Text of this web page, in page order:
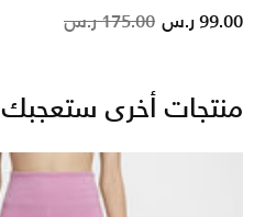
Price
175.00 ر.س to
99.00 ر.س
منتجات أخرى ستعجبك